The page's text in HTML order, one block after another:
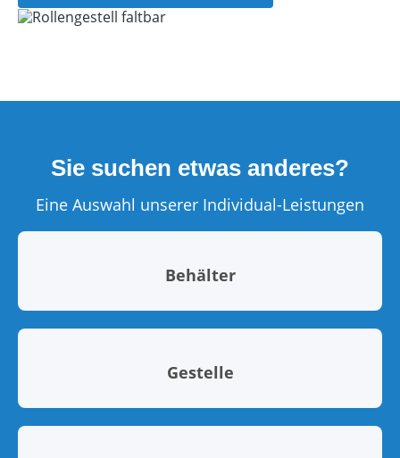
Sie suchen etwas anderes?
Eine Auswahl unserer Individual-Leistungen
Behälter
Gestelle